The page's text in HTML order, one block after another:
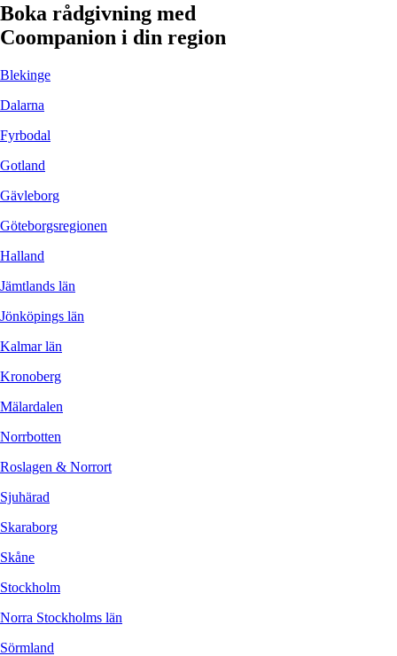
Boka rådgivning med
Coompanion i din region
Blekinge
Dalarna
Fyrbodal
Gotland
Gävleborg
Göteborgsregionen
Halland
Jämtlands län
Jönköpings län
Kalmar län
Kronoberg
Mälardalen
Norrbotten
Roslagen & Norrort
Sjuhärad
Skaraborg
Skåne
Stockholm
Norra Stockholms län
Sörmland